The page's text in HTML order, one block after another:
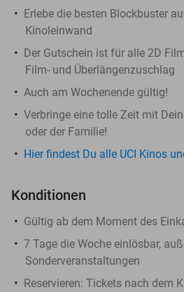
Erlebe die besten Blockbuster
Kinoleinwand
Der Gutschein ist für alle 2D
Film- und Überlängenzuschlag
Auch am Wochenende gültig!
Verbringe eine tolle Zeit mit
oder der Familie!
Hier findest Du alle UCI Kinos
Konditionen
Gültig ab dem Moment des
7 Tage die Woche einlösbar,
Sonderveranstaltungen
Reservieren: Tickets nach dem